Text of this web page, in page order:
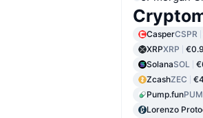
CasperCSPR
XRPXRP
SolanaSOL
ZcashZEC
Pump.fun
Lorenzo